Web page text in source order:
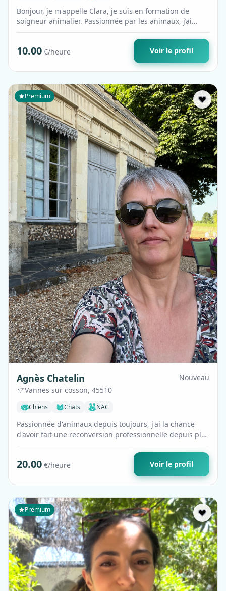
Bonjour, je m'appelle Clara, je suis en formation de
soigneur animalier. Passionnée par les animaux, j’ai
grandi avec chiens, chats et cheva…
10.00 €/heure Voir le profil
Premium
Agnès Chatelin
Vannes sur cosson, 45510
Nouveau
Chiens Chats NAC
Passionnée d'animaux depuis toujours, j'ai la chance
d'avoir fait une reconversion professionnelle depuis plus
d'un an. J'ai passé la certif…
20.00 €/heure Voir le profil
Premium